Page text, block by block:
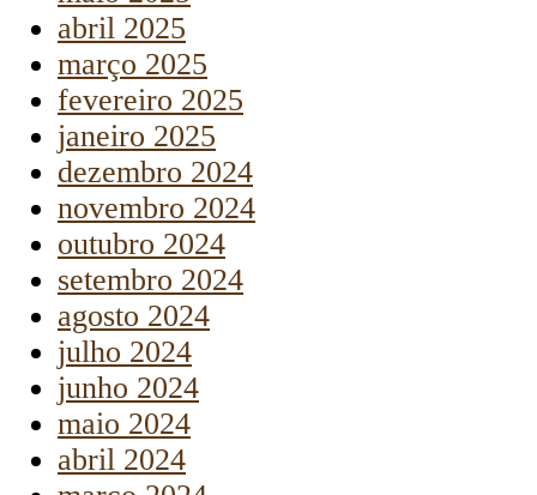
abril 2025
março 2025
fevereiro 2025
janeiro 2025
dezembro 2024
novembro 2024
outubro 2024
setembro 2024
agosto 2024
julho 2024
junho 2024
maio 2024
abril 2024